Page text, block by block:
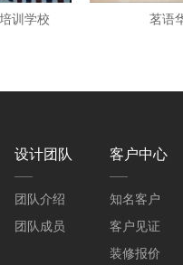
训学校 茗语
设计团队
团队介绍
团队成员
客户中心
知名客户
客户见证
装修报价